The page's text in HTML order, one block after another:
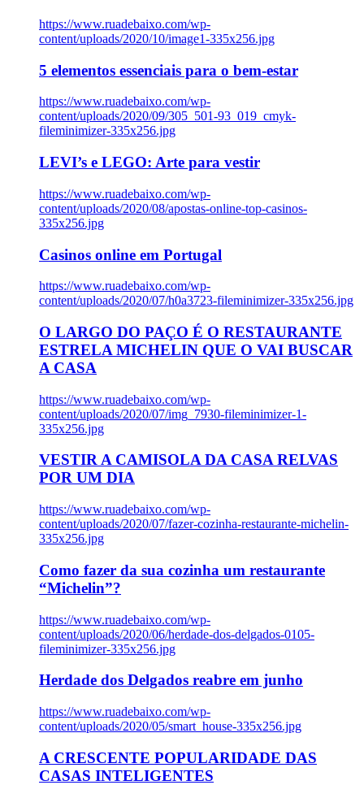
https://www.ruadebaixo.com/wp-
content/uploads/2020/10/image1-335x256.jpg
5 elementos essenciais para o bem-estar
https://www.ruadebaixo.com/wp-
content/uploads/2020/09/305_501-93_019_cmyk-
fileminimizer-335x256.jpg
LEVI’s e LEGO: Arte para vestir
https://www.ruadebaixo.com/wp-
content/uploads/2020/08/apostas-online-top-casinos-
335x256.jpg
Casinos online em Portugal
https://www.ruadebaixo.com/wp-
content/uploads/2020/07/h0a3723-fileminimizer-335x256.jpg
O LARGO DO PAÇO É O RESTAURANTE
ESTRELA MICHELIN QUE O VAI BUSCAR
A CASA
https://www.ruadebaixo.com/wp-
content/uploads/2020/07/img_7930-fileminimizer-1-
335x256.jpg
VESTIR A CAMISOLA DA CASA RELVAS
POR UM DIA
https://www.ruadebaixo.com/wp-
content/uploads/2020/07/fazer-cozinha-restaurante-michelin-
335x256.jpg
Como fazer da sua cozinha um restaurante
“Michelin”?
https://www.ruadebaixo.com/wp-
content/uploads/2020/06/herdade-dos-delgados-0105-
fileminimizer-335x256.jpg
Herdade dos Delgados reabre em junho
https://www.ruadebaixo.com/wp-
content/uploads/2020/05/smart_house-335x256.jpg
A CRESCENTE POPULARIDADE DAS
CASAS INTELIGENTES